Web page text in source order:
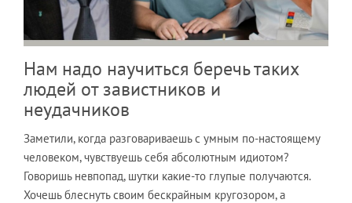
Нам надо научиться беречь таких
людей от завистников и
неудачников
Заметили, когда разговариваешь с умным по-настоящему
человеком, чувствуешь себя абсолютным идиотом?
Говоришь невпопад, шутки какие-то глупые получаются.
Хочешь блеснуть своим бескрайным кругозором, а